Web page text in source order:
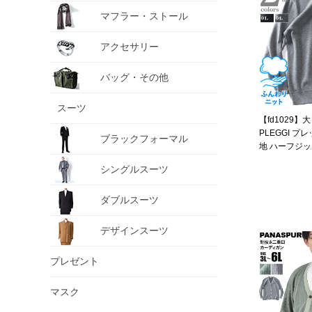
マフラー・ストール
アクセサリー
バッグ・その他
スーツ
ブラックフォーマル
シングルスーツ
ダブルスーツ
デザインスーツ
プレゼント
マスク
【fd1029】
PLEGGI プ
地 ハーフジ